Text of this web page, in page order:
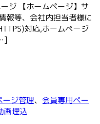
ジ 【ホームページ】サ
報等、会社内担当者様に
対応,ホームページ
ージ管理、 会員専用ペー
画埋込